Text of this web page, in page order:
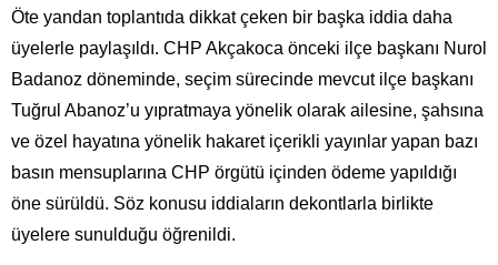
Öte yandan toplantıda dikkat çeken bir başka iddia daha
üyelerle paylaşıldı. CHP Akçakoca önceki ilçe başkanı Nurol
Badanoz döneminde, seçim sürecinde mevcut ilçe başkanı
Tuğrul Abanoz’u yıpratmaya yönelik olarak ailesine, şahsına
ve özel hayatına yönelik hakaret içerikli yayınlar yapan bazı
basın mensuplarına CHP örgütü içinden ödeme yapıldığı
öne sürüldü. Söz konusu iddiaların dekontlarla birlikte
üyelere sunulduğu öğrenildi.